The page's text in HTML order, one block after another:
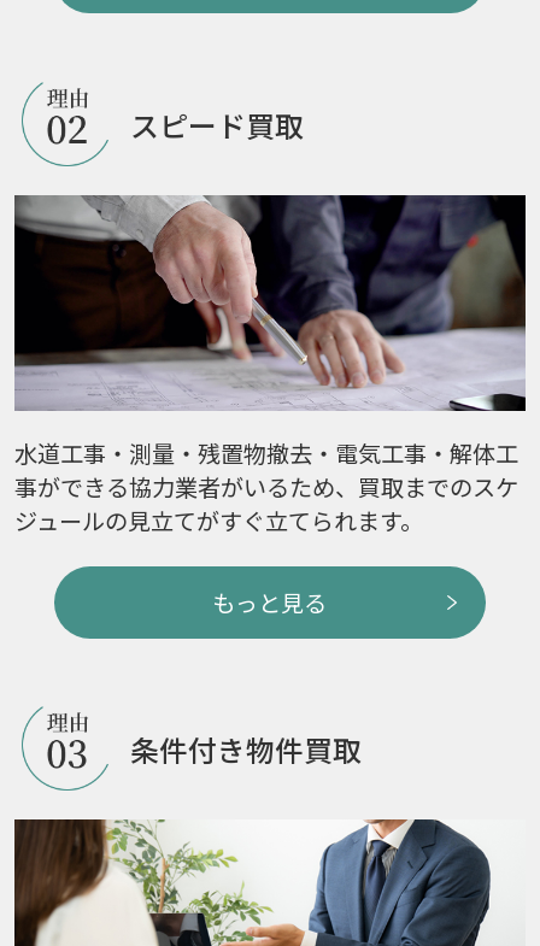
スピード買取
水道工事・測量・残置物撤去・電気工事・解体工
事ができる協力業者がいるため、買取までのスケ
ジュールの見立てがすぐ立てられます。
もっと見る
条件付き物件買取